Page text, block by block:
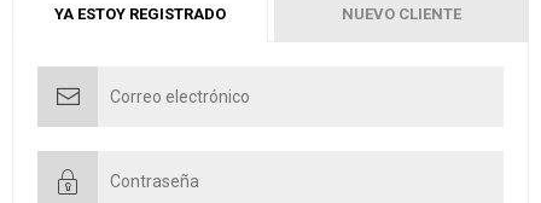
YA ESTOY REGISTRADO NUEVO CLIENTE